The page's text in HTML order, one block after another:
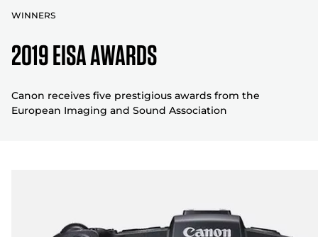
WINNERS
2019 EISA AWARDS
Canon receives five prestigious awards from the
European Imaging and Sound Association